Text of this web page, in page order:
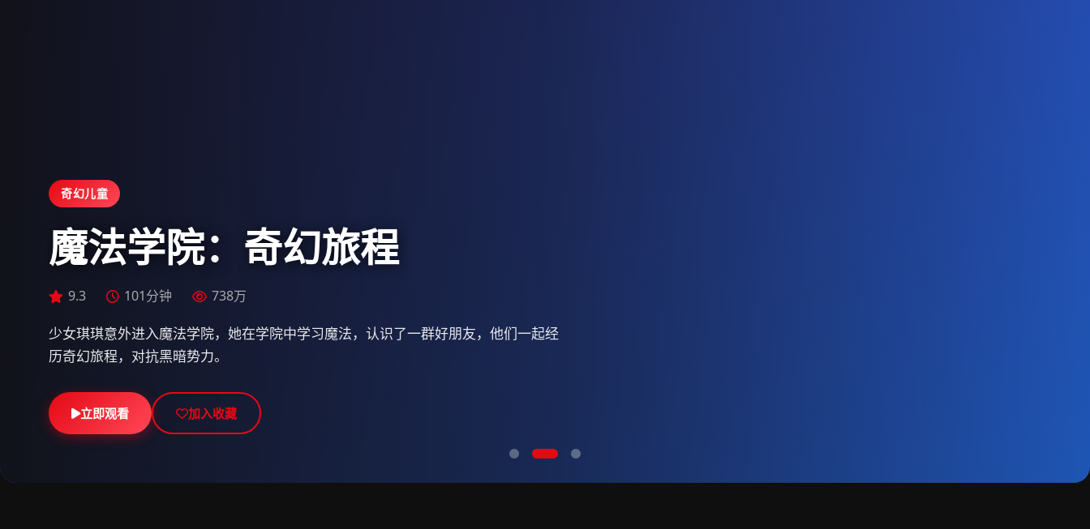
9.1 137分钟 657万
立即观看 加入收藏
奇幻儿童
魔法学院：奇幻旅程
9.3 101分钟 738万
少女琪琪意外进入魔法学院，她在学院中学习魔法，认识了一群好朋友，他们一起经
历奇幻旅程，对抗黑暗势力。
立即观看 加入收藏
立即观看 加入收藏